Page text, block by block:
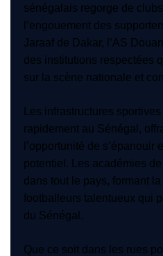
sénégalais regorge de
l’engouement des
Jaraaf de Dakar, l’AS
des institutions respectées
sur la scène nationale et
Les infrastructures
rapidement au Sénégal,
l’opportunité de s’épanouir
potentiel. Les académies
dans tout le pays, formant
footballeurs talentueux qui
du Sénégal.
Que ce soit dans les rues